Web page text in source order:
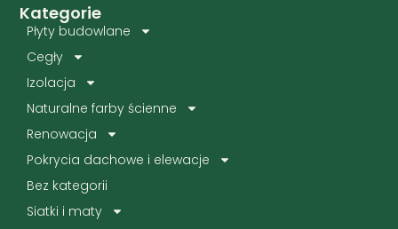
Kategorie
Płyty budowlane
Cegły
Izolacja
Naturalne farby ścienne
Renowacja
Pokrycia dachowe i elewacje
Bez kategorii
Siatki i maty